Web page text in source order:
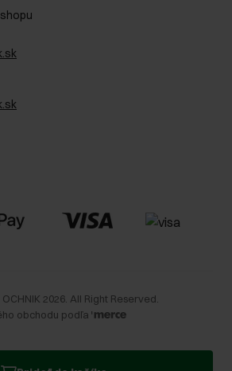
(FAQ)
2026 . All Right Reserved.
obchodu podľa